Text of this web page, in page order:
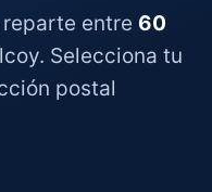
reparte entre 60
Selecciona tu
postal